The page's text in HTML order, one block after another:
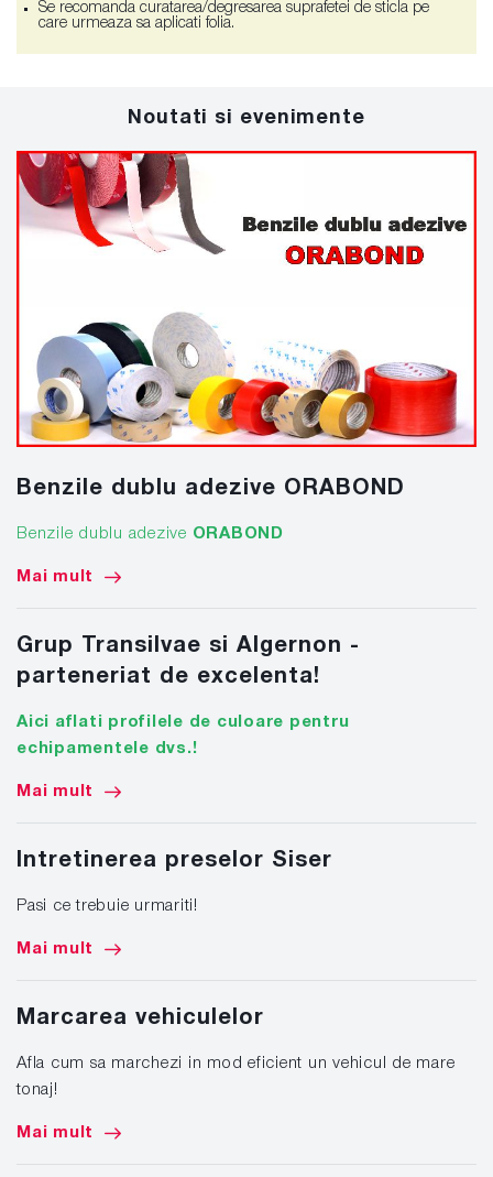
Se recomanda curatarea/degresarea suprafetei de sticla pe
care urmeaza sa aplicati folia.
Noutati si evenimente
Benzile dublu adezive ORABOND
Benzile dublu adezive ORABOND
Mai mult
Grup Transilvae si Algernon -
parteneriat de excelenta!
Aici aflati profilele de culoare pentru
echipamentele dvs.!
Mai mult
Intretinerea preselor Siser
Pasi ce trebuie urmariti!
Mai mult
Marcarea vehiculelor
Afla cum sa marchezi in mod eficient un vehicul de mare
tonaj!
Mai mult